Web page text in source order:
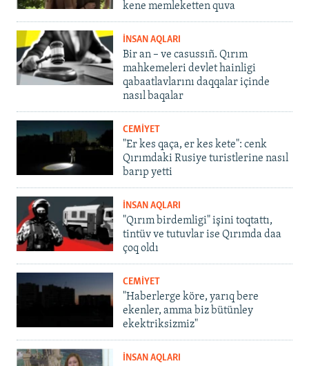
kene memleketten quva
İNSAN AQLARI
Bir an – ve casussıñ. Qırım
mahkemeleri devlet hainligi
qabaatlavlarını daqqalar içinde
nasıl baqalar
CEMİYET
"Er kes qaça, er kes kete": cenk
Qırımdaki Rusiye turistlerine nasıl
barıp yetti
İNSAN AQLARI
"Qırım birdemligi" işini toqtattı,
tintüv ve tutuvlar ise Qırımda daa
çoq oldı
CEMİYET
"Haberlerge köre, yarıq bere
ekenler, amma biz bütünley
ekektriksizmiz"
İNSAN AQLARI